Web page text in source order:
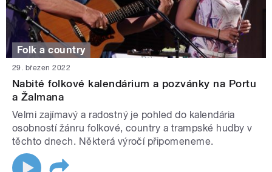
Folk a country
29. březen 2022
Nabité folkové kalendárium a pozvánky na Portu
a Žalmana
Velmi zajímavý a radostný je pohled do kalendária
osobností žánru folkové, country a trampské hudby v
těchto dnech. Některá výročí připomeneme.